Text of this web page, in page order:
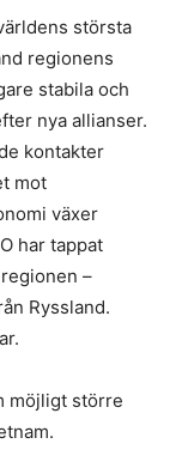
största
regionens
stabila och
nya allianser.
kontakter
mot
växer
har tappat
–
Ryssland.
möjligt större